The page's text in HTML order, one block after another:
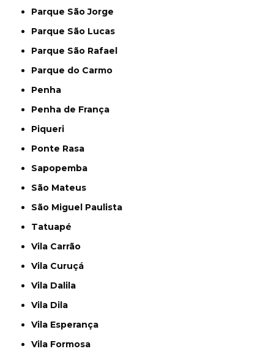
Parque São Jorge
Parque São Lucas
Parque São Rafael
Parque do Carmo
Penha
Penha de França
Piqueri
Ponte Rasa
Sapopemba
São Mateus
São Miguel Paulista
Tatuapé
Vila Carrão
Vila Curuçá
Vila Dalila
Vila Dila
Vila Esperança
Vila Formosa